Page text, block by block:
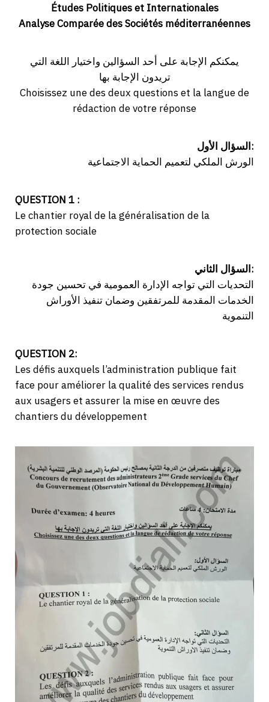
Études Politiques et Internationales
Analyse Comparée des Sociétés méditerranéennes
يمكنكم الإجابة على أحد السؤالين واختيار اللغة التي
تريدون الإجابة بها
Choisissez une des deux questions et la langue de
rédaction de votre réponse
السؤال الأول:
الورش الملكي لتعميم الحماية الاجتماعية
QUESTION 1 :
Le chantier royal de la généralisation de la
protection sociale
السؤال الثاني:
التحديات التي تواجه الإدارة العمومية في تحسين جودة
الخدمات المقدمة للمرتفقين وضمان تنفيذ الأوراش
التنموية
QUESTION 2:
Les défis auxquels l’administration publique fait
face pour améliorer la qualité des services rendus
aux usagers et assurer la mise en œuvre des
chantiers du développement